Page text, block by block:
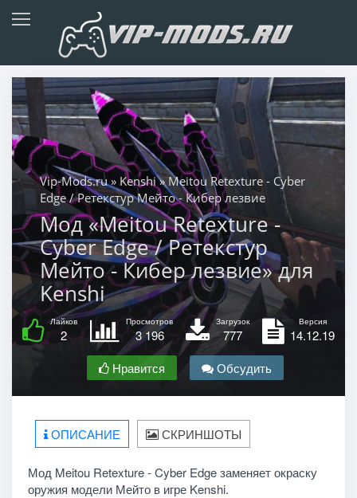
Vip-Mods.ru» Kenshi» Meitou Retexture - Cyber
Edge / Ретекстур Мейто - Кибер лезвие
Мод «Meitou Retexture -
Cyber Edge / Ретекстур
Мейто - Кибер лезвие» для
Kenshi
Лайков
2
Просмотров
3 196
Загрузок
777
Версия
14.12.19
Нравится
Обсудить
ОПИСАНИЕ СКРИНШОТЫ
Мод Meitou Retexture - Cyber Edge заменяет окраску
оружия модели Мейто в игре Kenshi.